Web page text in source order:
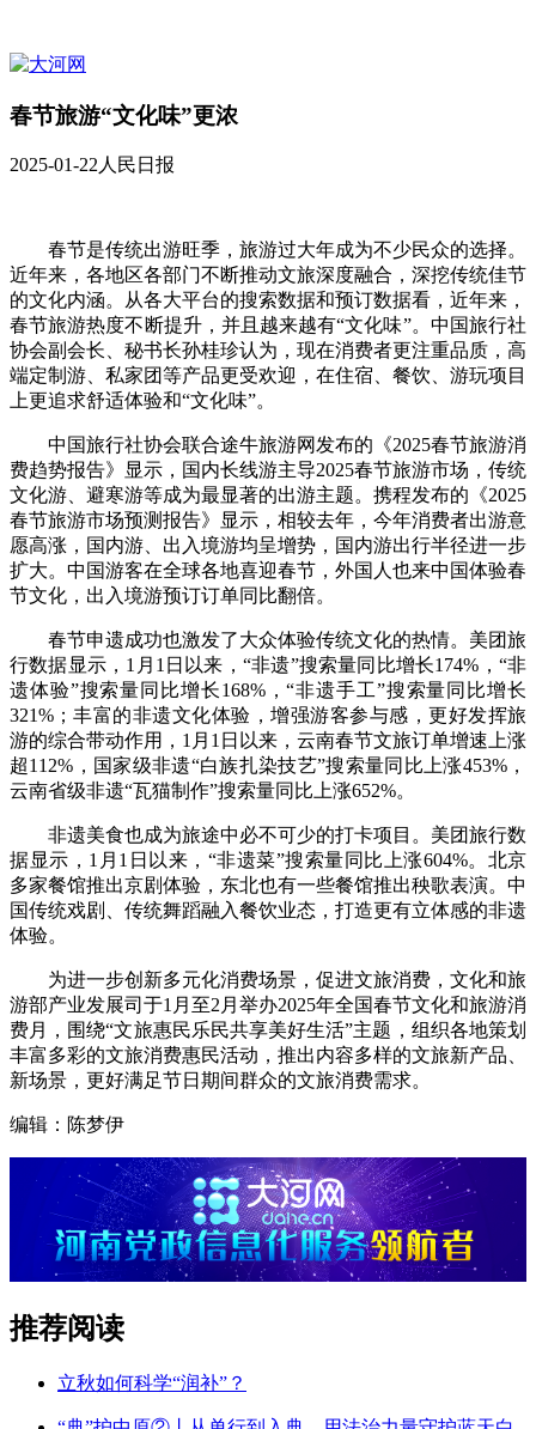
春节旅游“文化味”更浓
2025-01-22人民日报
春节是传统出游旺季，旅游过大年成为不少民众的选择。
近年来，各地区各部门不断推动文旅深度融合，深挖传统佳节
的文化内涵。从各大平台的搜索数据和预订数据看，近年来，
春节旅游热度不断提升，并且越来越有“文化味”。中国旅行社
协会副会长、秘书长孙桂珍认为，现在消费者更注重品质，高
端定制游、私家团等产品更受欢迎，在住宿、餐饮、游玩项目
上更追求舒适体验和“文化味”。
中国旅行社协会联合途牛旅游网发布的《2025春节旅游消
费趋势报告》显示，国内长线游主导2025春节旅游市场，传统
文化游、避寒游等成为最显著的出游主题。携程发布的《2025
春节旅游市场预测报告》显示，相较去年，今年消费者出游意
愿高涨，国内游、出入境游均呈增势，国内游出行半径进一步
扩大。中国游客在全球各地喜迎春节，外国人也来中国体验春
节文化，出入境游预订订单同比翻倍。
春节申遗成功也激发了大众体验传统文化的热情。美团旅
行数据显示，1月1日以来，“非遗”搜索量同比增长174%，“非
遗体验”搜索量同比增长168%，“非遗手工”搜索量同比增长
321%；丰富的非遗文化体验，增强游客参与感，更好发挥旅
游的综合带动作用，1月1日以来，云南春节文旅订单增速上涨
超112%，国家级非遗“白族扎染技艺”搜索量同比上涨453%，
云南省级非遗“瓦猫制作”搜索量同比上涨652%。
非遗美食也成为旅途中必不可少的打卡项目。美团旅行数
据显示，1月1日以来，“非遗菜”搜索量同比上涨604%。北京
多家餐馆推出京剧体验，东北也有一些餐馆推出秧歌表演。中
国传统戏剧、传统舞蹈融入餐饮业态，打造更有立体感的非遗
体验。
为进一步创新多元化消费场景，促进文旅消费，文化和旅
游部产业发展司于1月至2月举办2025年全国春节文化和旅游消
费月，围绕“文旅惠民乐民共享美好生活”主题，组织各地策划
丰富多彩的文旅消费惠民活动，推出内容多样的文旅新产品、
新场景，更好满足节日期间群众的文旅消费需求。
编辑：陈梦伊
推荐阅读
立秋如何科学“润补”？